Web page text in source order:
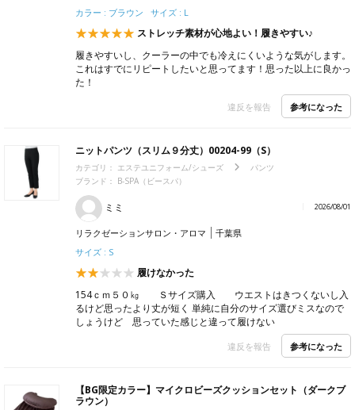
カラー : ブラウン サイズ : L
ストレッチ素材が心地よい！履きやすい♪
履きやすいし、クーラーの中でも冷えにくいような気がします。
これはすでにリピートしたいと思ってます！思った以上に良かっ
た！
違反を報告 参考になった
ニットパンツ（スリム９分丈）00204-99（S）
カテゴリ： エステユニフォーム/シューズ
パンツ
ブランド： B-SPA（ビースパ）
ミミ 2026/08/01
リラクゼーションサロン・アロマ
千葉県
サイズ : S
履けなかった
154ｃｍ５０㎏ Ｓサイズ購入 ウエストはきつくないし入
るけど思ったより丈が短く 単純に自分のサイズ選びミスなので
しょうけど 思っていた感じと違って履けない
違反を報告 参考になった
【BG限定カラー】マイクロビーズクッションセット（ダークブ
ラウン）